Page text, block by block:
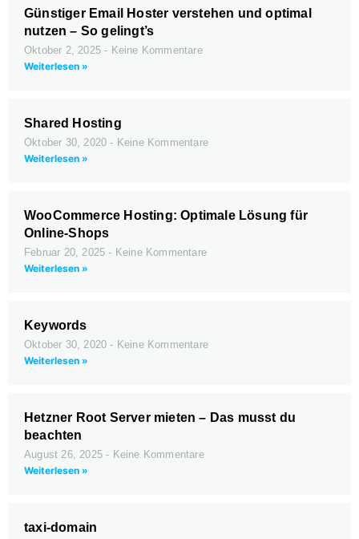
Günstiger Email Hoster verstehen und optimal
nutzen – So gelingt’s
Oktober 2, 2025
Keine Kommentare
Weiterlesen »
Shared Hosting
Oktober 30, 2020
Keine Kommentare
Weiterlesen »
WooCommerce Hosting: Optimale Lösung für
Online-Shops
Februar 20, 2025
Keine Kommentare
Weiterlesen »
Keywords
Oktober 30, 2020
Keine Kommentare
Weiterlesen »
Hetzner Root Server mieten – Das musst du
beachten
August 26, 2025
Keine Kommentare
Weiterlesen »
taxi-domain